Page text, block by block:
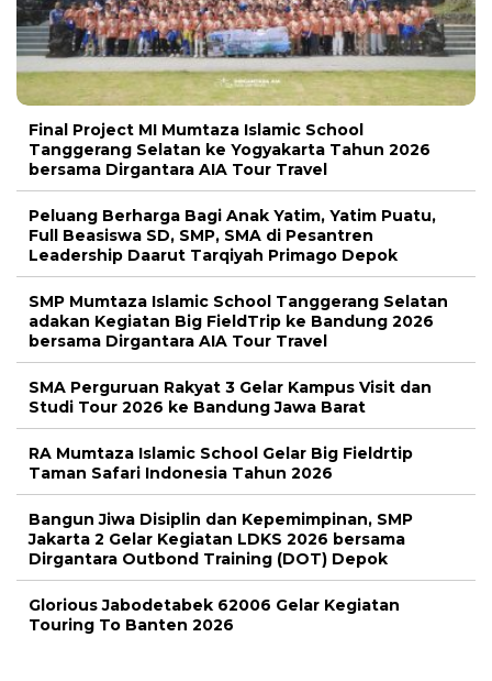
Final Project MI Mumtaza Islamic School
Tanggerang Selatan ke Yogyakarta Tahun 2026
bersama Dirgantara AIA Tour Travel
Peluang Berharga Bagi Anak Yatim, Yatim Puatu,
Full Beasiswa SD, SMP, SMA di Pesantren
Leadership Daarut Tarqiyah Primago Depok
SMP Mumtaza Islamic School Tanggerang Selatan
adakan Kegiatan Big FieldTrip ke Bandung 2026
bersama Dirgantara AIA Tour Travel
SMA Perguruan Rakyat 3 Gelar Kampus Visit dan
Studi Tour 2026 ke Bandung Jawa Barat
RA Mumtaza Islamic School Gelar Big Fieldrtip
Taman Safari Indonesia Tahun 2026
Bangun Jiwa Disiplin dan Kepemimpinan, SMP
Jakarta 2 Gelar Kegiatan LDKS 2026 bersama
Dirgantara Outbond Training (DOT) Depok
Glorious Jabodetabek 62006 Gelar Kegiatan
Touring To Banten 2026